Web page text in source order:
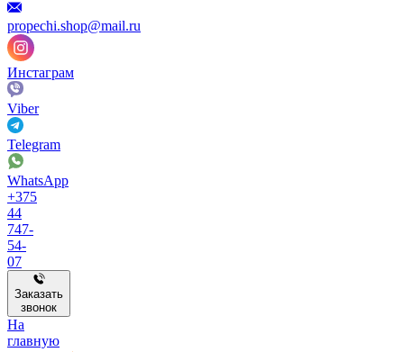
propechi.shop@mail.ru
Инстаграм
Viber
Telegram
WhatsApp
+375
44
747-
54-
07
Заказать
звонок
На
главную